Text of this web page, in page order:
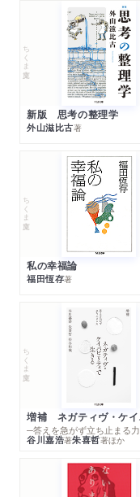
ちくま文庫
新版 思考の整理学
外山滋比古著
ちくま文庫
私の幸福論
福田恆存著
ちくま文庫
─答えを急がず立ち止まる力
谷川嘉浩著朱喜哲著ほか